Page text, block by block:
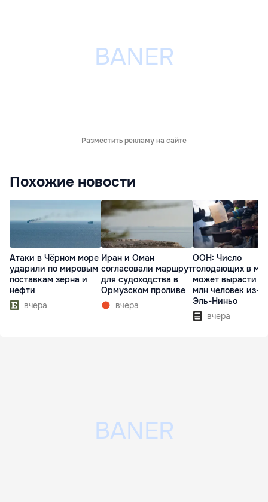
Разместить рекламу на сайте
Похожие новости
Атаки в Чёрном море
ударили по мировым
поставкам зерна и
нефти
вчера
Иран и Оман
согласовали маршрут
для судоходства в
Ормузском проливе
вчера
ООН: Число
голодающих в
может вырасти
млн человек из-за
Эль-Ниньо
вчера